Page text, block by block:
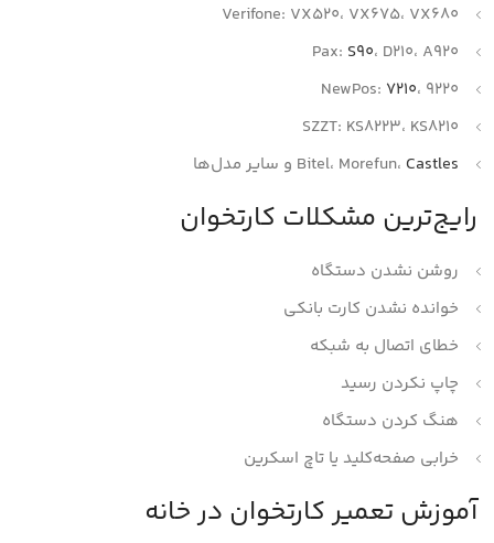
Verifone: VX520، VX675، VX680
Pax: S90، D210، A920
NewPos: 7210، 9220
SZZT: KS8223، KS8210
Bitel، Morefun، Castles و سایر مدل‌ها
رایج‌ترین مشکلات کارتخوان
روشن نشدن دستگاه
خوانده نشدن کارت بانکی
خطای اتصال به شبکه
چاپ نکردن رسید
هنگ کردن دستگاه
خرابی صفحه‌کلید یا تاچ اسکرین
آموزش تعمیر کارتخوان در خانه